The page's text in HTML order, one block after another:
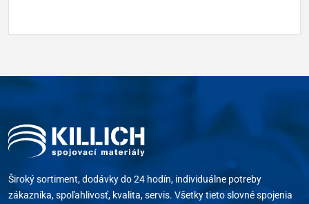
Široký sortiment, dodávky do 24 hodín, individuálne potreby
zákazníka, spoľahlivosť, kvalita, servis. Všetky tieto slovné spojenia